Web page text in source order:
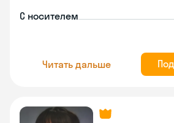
С носителем
Читать дальше